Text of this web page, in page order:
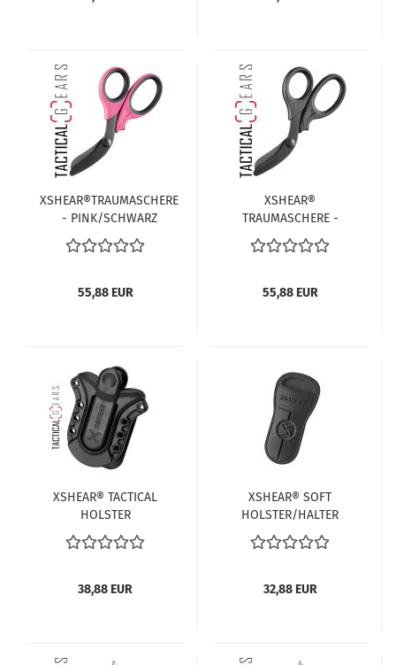
XSHEAR®TRAUMASCHERE
- PINK/SCHWARZ
55,88 EUR
XSHEAR®
TRAUMASCHERE -
SCHWARZ
55,88 EUR
XSHEAR® TACTICAL
HOLSTER
38,88 EUR
XSHEAR® SOFT
HOLSTER/HALTER
32,88 EUR